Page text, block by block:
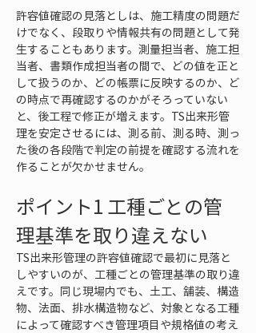
許容値確認の見落としは、施工精度の問題だ
けでなく、段取りや情報共有の問題として発
生することもあります。測量担当者、施工担
当者、書類作成担当者の間で、どの値を正と
して扱うのか、どの帳票に反映するのか、ど
の時点で再確認するのかがそろっていない
と、後工程で修正が増えます。TS出来形管
理を安定させるには、測る前、測る時、測っ
た後の各段階で判定の前提を確認する流れを
作ることが欠かせません。
ポイント1 工種ごとの管
理基準を取り違えない
TS出来形管理の許容値確認で最初に見落と
しやすいのが、工種ごとの管理基準の取り違
えです。同じ現場内でも、土工、舗装、構造
物、法面、排水構造物など、対象となる工種
によって確認すべき管理項目や規格値の考え